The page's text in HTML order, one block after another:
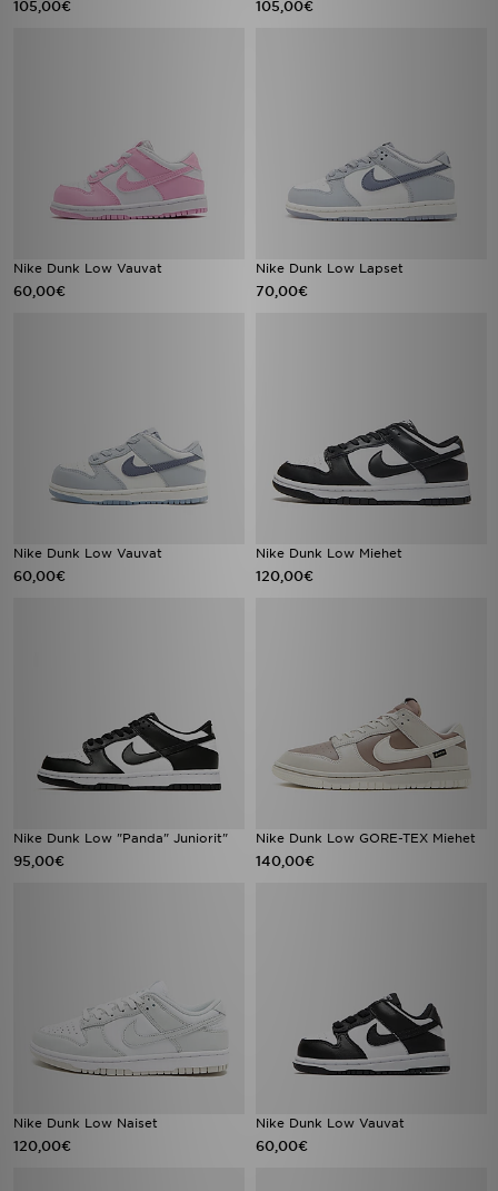
105,00€ 105,00€
Nike Dunk Low Vauvat
60,00€
Nike Dunk Low Lapset
70,00€
Nike Dunk Low Vauvat
60,00€
Nike Dunk Low Miehet
120,00€
Nike Dunk Low "Panda" Juniorit"
95,00€
Nike Dunk Low GORE-TEX Miehet
140,00€
Nike Dunk Low Naiset
120,00€
Nike Dunk Low Vauvat
60,00€